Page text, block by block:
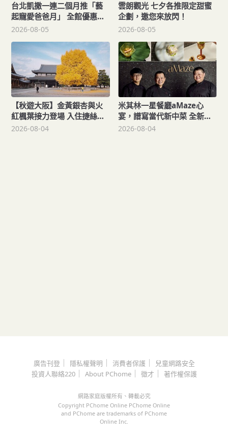
台北凱撒一連二個月推「藝
起寵愛爸爸月」 全館優惠開
跑
2026-08-05
雲朗觀光 七夕各推限定甜蜜
企劃，邀您來放閃！
2026-08-05
【秋遊大阪】金黃銀杏與火
紅楓葉接力登場 入住捷絲旅
心齋橋館每人每晚900元起！
2026-08-04
米其林一星餐廳aMaze心
宴，譜寫當代新中菜 全新套
餐以《圓圓》為名，圓滿人
2026-08-04
廣告刊登｜ 隱私權聲明 ｜ 消費者保護｜
兒童網路安全
投資人聯絡220｜ About PChome｜ 徵才 ｜ 著作權保護
網路家庭版權所有、轉載必究
Copyright PChome Online PChome Online
and PChome are trademarks of PChome
Online Inc.